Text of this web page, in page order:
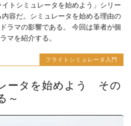
トシミュレータを始めよう」シリー
容だ。シミュレータを始める理由の
ラマの影響である。 今回は筆者が個
マを紹介する。
フライトシミュレータ入門
ータを始めよう その
～